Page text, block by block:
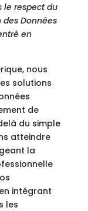
le respect du
Données
en
nous
solutions
de
du simple
atteindre
la
intégrant
les